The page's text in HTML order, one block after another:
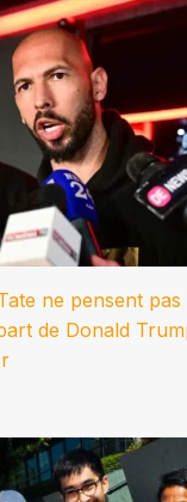
ne pensent pas
de Donald